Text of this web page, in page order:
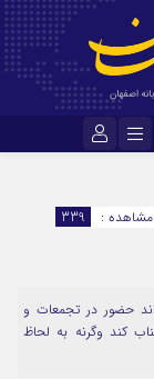
مشاهده : 339
حضور در تجمعات و
کند وگرنه به لحاظ